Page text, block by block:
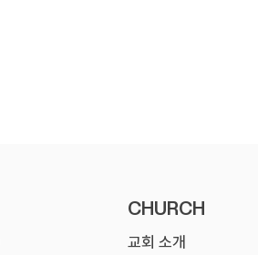
CHURCH
교회 소개